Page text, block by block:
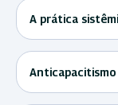
A prática